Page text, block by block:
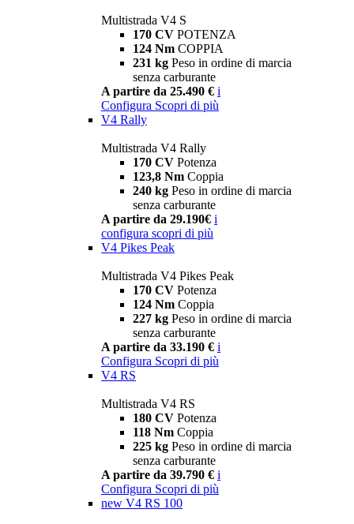
Multistrada V4 S
170 CV POTENZA
124 Nm COPPIA
231 kg Peso in ordine di marcia
senza carburante
A partire da 25.490 € i
Configura Scopri di più
V4 Rally
Multistrada V4 Rally
170 CV Potenza
123,8 Nm Coppia
240 kg Peso in ordine di marcia
senza carburante
A partire da 29.190€ i
configura scopri di più
V4 Pikes Peak
Multistrada V4 Pikes Peak
170 CV Potenza
124 Nm Coppia
227 kg Peso in ordine di marcia
senza carburante
A partire da 33.190 € i
Configura Scopri di più
V4 RS
Multistrada V4 RS
180 CV Potenza
118 Nm Coppia
225 kg Peso in ordine di marcia
senza carburante
A partire da 39.790 € i
Configura Scopri di più
new V4 RS 100